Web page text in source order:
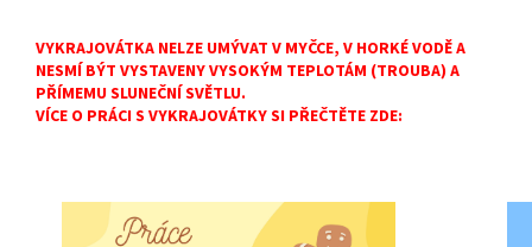
VYKRAJOVÁTKA NELZE UMÝVAT V MYČCE, V HORKÉ VODĚ A
NESMÍ BÝT VYSTAVENY VYSOKÝM TEPLOTÁM (TROUBA) A
PŘÍMEMU SLUNEČNÍ SVĚTLU.
VÍCE O PRÁCI S VYKRAJOVÁTKY SI PŘEČTĚTE ZDE: